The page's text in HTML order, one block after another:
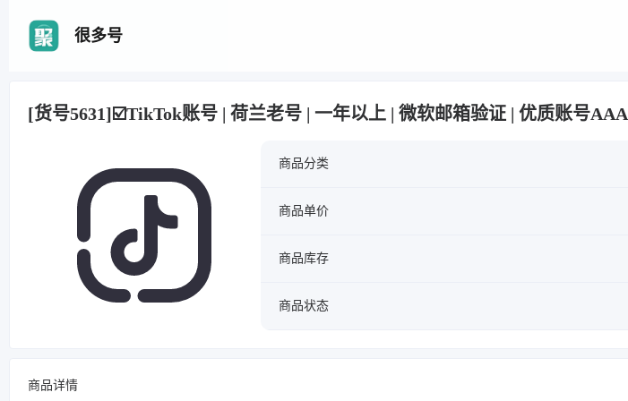
很多号
[货号5631]☑️TikTok账号 | 荷兰老号 | 一年以上 | 微软邮箱验证 | 优质账号AAA
商品分类
商品单价
商品库存
商品状态
商品详情